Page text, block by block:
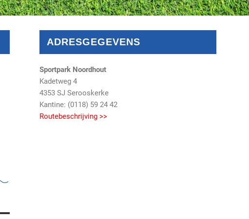
ADRESGEGEVENS
Sportpark Noordhout
Kadetweg 4
4353 SJ Serooskerke
Kantine: (0118) 59 24 42
Routebeschrijving >>